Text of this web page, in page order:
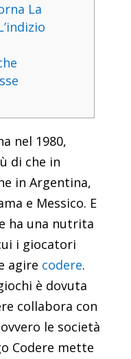
La
nel 1980,
di che in
in Argentina,
e Messico. E
ha una nutrita
i giocatori
agire codere.
è dovuta
collabora con
le società
Codere mette